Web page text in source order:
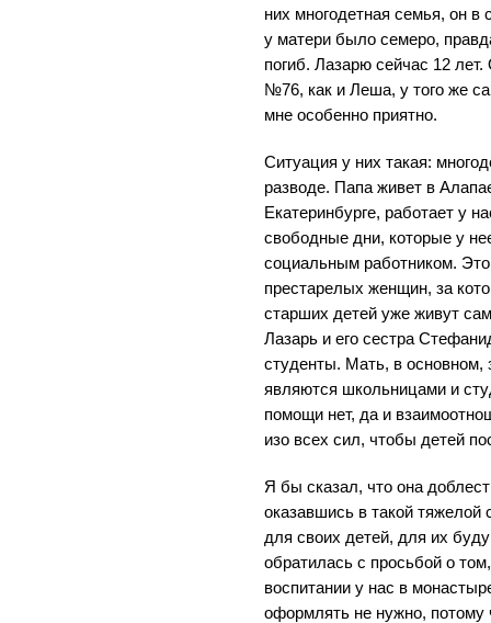
них многодетная семья, он
у матери было семеро,
погиб. Лазарю сейчас 12
№76, как и Леша, у того же
мне особенно приятно.
Ситуация у них такая:
разводе. Папа живет в
Екатеринбурге, работает у
свободные дни, которые у
социальным работником.
престарелых женщин, за
старших детей уже живут
Лазарь и его сестра
студенты. Мать, в основном,
являются школьницами и
помощи нет, да и
изо всех сил, чтобы детей
Я бы сказал, что она
оказавшись в такой тяжелой
для своих детей, для их
обратилась с просьбой о
воспитании у нас в
оформлять не нужно, потому